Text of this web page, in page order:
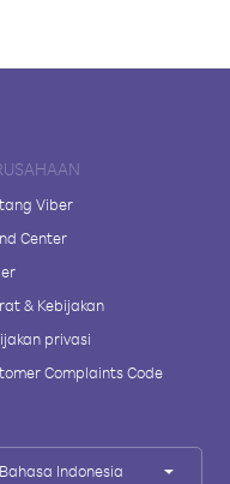
Viber
Center
& Kebijakan
privasi
Complaints Code
Bahasa Indonesia